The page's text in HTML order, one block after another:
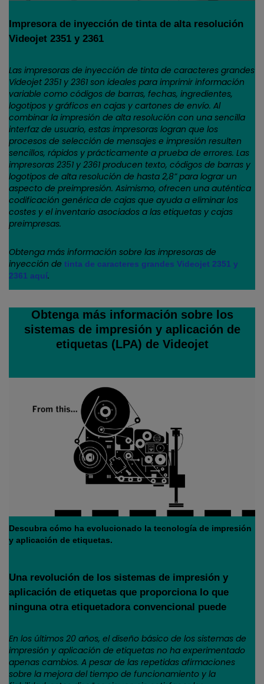
Impresora de inyección de tinta de alta resolución
Videojet 2351 y 2361
Las impresoras de inyección de tinta de caracteres grandes
Videojet 2351 y 2361 son ideales para imprimir información
variable como códigos de barras, fechas, ingredientes,
logotipos y gráficos en cajas y cartones de envío. Al
combinar la impresión de alta resolución con una sencilla
interfaz de usuario, estas impresoras logran que los
procesos de selección de mensajes e impresión resulten
sencillos, rápidos y prácticamente a prueba de errores. Las
impresoras 2351 y 2361 producen texto, códigos de barras y
logotipos de alta resolución de hasta 2,8” para lograr un
aspecto de preimpresión. Asimismo, ofrecen una auténtica
codificación genérica de cajas que ayuda a eliminar los
costes y el inventario asociados a las etiquetas y cajas
preimpresas.
Obtenga más información sobre las impresoras de
inyección de tinta de caracteres grandes Videojet 2351 y
2361 aquí.
Obtenga más información sobre los
sistemas de impresión y aplicación de
etiquetas (LPA) de Videojet
Descubra cómo ha evolucionado la tecnología de impresión
y aplicación de etiquetas.
Una revolución de los sistemas de impresión y
aplicación de etiquetas que proporciona lo que
ninguna otra etiquetadora convencional puede
En los últimos 20 años, el diseño básico de los sistemas de
impresión y aplicación de etiquetas no ha experimentado
apenas cambios. A pesar de las repetidas afirmaciones
sobre la mejora del tiempo de funcionamiento y la